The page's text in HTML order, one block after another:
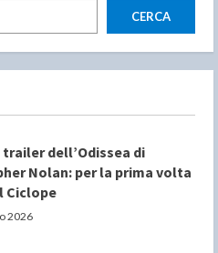
CERCA
dell’Odissea di
Nolan: per la prima volta
Ciclope
2026